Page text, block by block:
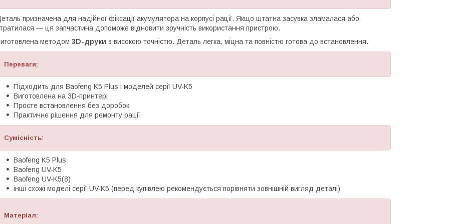
призначена для надійної фіксації акумулятора на корпусі рації. Якщо штатна засувка зламалася або
— ця запчастина допоможе відновити зручність використання пристрою.
методом 3D-друки з високою точністю. Деталь легка, міцна та повністю готова до встановлення.
Переваги:
Підходить для Baofeng K5 Plus і моделей серії UV-K5
Виготовлена на 3D-принтері
Просте встановлення без доробок
Практичне рішення для ремонту рації
Сумісність:
Baofeng K5 Plus
Baofeng UV-K5
Baofeng UV-K5(8)
інші схожі моделі серії UV-K5 (перед купівлею рекомендується порівняти зовнішній вигляд деталі)
Матеріал: